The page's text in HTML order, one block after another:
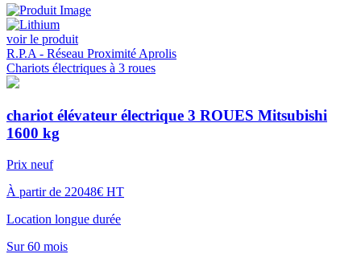
voir le produit
R.P.A - Réseau Proximité Aprolis
Chariots électriques à 3 roues
chariot élévateur électrique 3 ROUES Mitsubishi
1600 kg
Prix neuf
À partir de 22048€ HT
Location longue durée
Sur 60 mois